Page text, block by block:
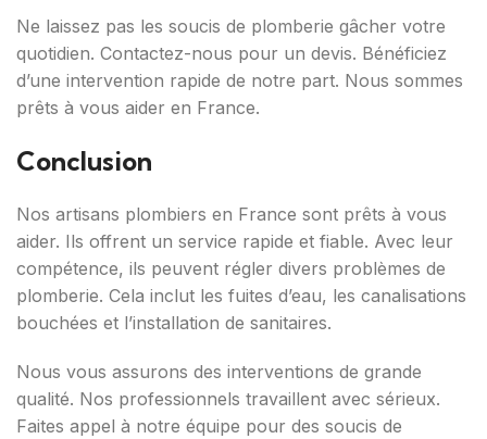
Ne laissez pas les soucis de plomberie gâcher votre
quotidien. Contactez-nous pour un devis. Bénéficiez
d’une intervention rapide de notre part. Nous sommes
prêts à vous aider en France.
Conclusion
Nos artisans plombiers en France sont prêts à vous
aider. Ils offrent un service rapide et fiable. Avec leur
compétence, ils peuvent régler divers problèmes de
plomberie. Cela inclut les fuites d’eau, les canalisations
bouchées et l’installation de sanitaires.
Nous vous assurons des interventions de grande
qualité. Nos professionnels travaillent avec sérieux.
Faites appel à notre équipe pour des soucis de